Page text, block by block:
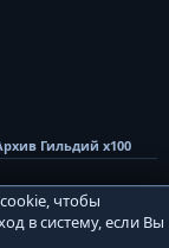
Гильдий x100
чтобы
в систему, если Вы